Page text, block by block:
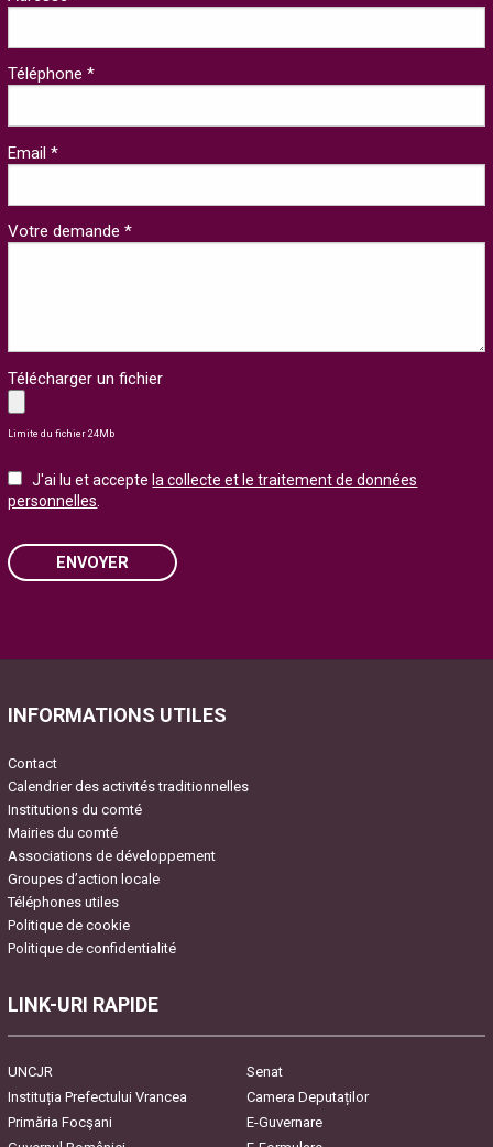
Téléphone *
Email *
Votre demande *
Télécharger un fichier
Limite du fichier 24Mb
J'ai lu et accepte la collecte et le traitement de données
personnelles
ENVOYER
empty.
INFORMATIONS UTILES
Contact
Calendrier des activités traditionnelles
Institutions du comté
Mairies du comté
Associations de développement
Groupes d’action locale
Téléphones utiles
Politique de cookie
Politique de confidentialité
LINK-URI RAPIDE
UNCJR
Senat
Instituția Prefectului Vrancea
Camera Deputaților
Primăria Focşani
E-Guvernare